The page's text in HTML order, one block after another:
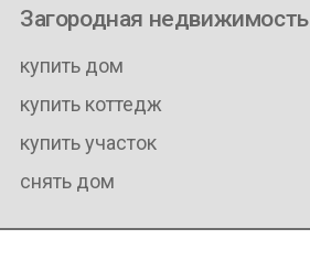
Загородная недвижимость
купить дом
купить коттедж
купить участок
снять дом